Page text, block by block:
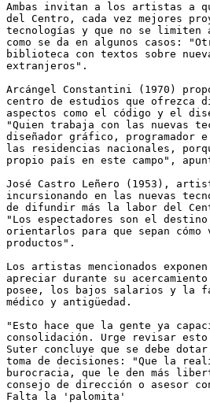
Ambas invitan a los artistas a
del Centro, cada vez mejores
tecnologías y que no se limiten
como se da en algunos casos:
biblioteca con textos sobre
extranjeros".
Arcángel Constantini (1970)
centro de estudios que ofrezca
aspectos como el código y el
"Quien trabaja con las nuevas
diseñador gráfico, programador
las residencias nacionales,
propio país en este campo",
José Castro Leñero (1953),
incursionando en las nuevas
de difundir más la labor del
"Los espectadores son el
orientarlos para que sepan cómo
productos".
Los artistas mencionados
apreciar durante su
posee, los bajos salarios y la
médico y antigüedad.
"Esto hace que la gente ya
consolidación. Urge revisar
Suter concluye que se debe
toma de decisiones: "Que la
burocracia, que le den más
consejo de dirección o asesor
Falta la 'palomita'